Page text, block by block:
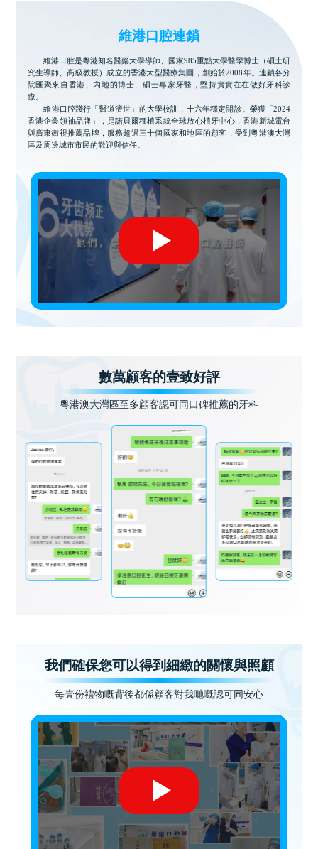
維港口腔連鎖
維港口腔是粵港知名醫藥大學導師、國家985重點大學醫學博士（碩士研
究生導師、高級教授）成立的香港大型醫療集團，創始於2008年。連鎖各分
院匯聚來自香港、內地的博士、碩士專家牙醫，堅持實實在在做好牙科診
療。
維港口腔踐行「醫道濟世」的大學校訓，十六年穩定開診。榮獲「2024
香港企業領袖品牌」，是諾貝爾種植系統全球放心植牙中心，香港新城電台
與廣東衛視推薦品牌，服務超過三十個國家和地區的顧客，受到粵港澳大灣
區及周邊城市市民的歡迎與信任。
數萬顧客的壹致好評
粵港澳大灣區至多顧客認可同口碑推薦的牙科
我們確保您可以得到細緻的關懷與照顧
每壹份禮物嘅背後都係顧客對我哋嘅認可同安心